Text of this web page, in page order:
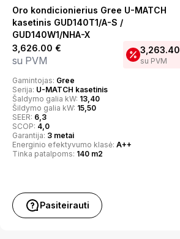
Oro kondicionierius Gree U-MATCH
kasetinis GUD140T1/A-S /
GUD140W1/NHA-X
3,626.00 €
su PVM
3,263.40
su PVM
Gamintojas: Gree
Serija: U-MATCH kasetinis
Šaldymo galia kW: 13,40
Šildymo galia kW: 15,50
SEER: 6,3
SCOP: 4,0
Garantija: 3 metai
Energinio efektyvumo klasė: A++
Tinka patalpoms: 140 m2
Pasiteirauti